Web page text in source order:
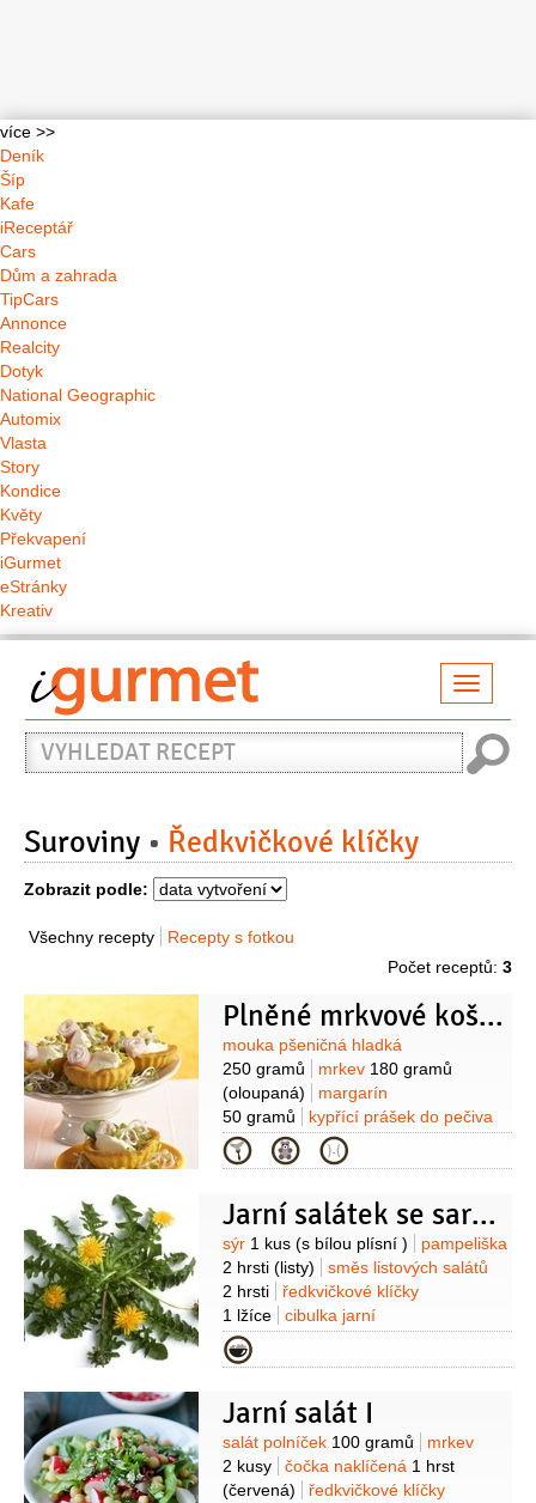
více >>
Deník
Šíp
Kafe
iReceptář
Cars
Dům a zahrada
TipCars
Annonce
Realcity
Dotyk
National Geographic
Automix
Vlasta
Story
Kondice
Květy
Překvapení
iGurmet
eStránky
Kreativ
Vyhledat
recept
Suroviny Ředkvičkové klíčky
Zobrazit podle:
Všechny recepty
Recepty s fotkou
Počet receptů: 3
Plněné mrkvové košíčky
Suroviny
mouka pšeničná hladká
250 gramů
mrkev 180 gramů
(oloupaná)
margarín
50 gramů
kypřící prášek do pečiva
1/2balíčku sůl1/2
vál)
máslo(na vymazání formiček)
velké plátky)
tvaroh měkký
100 gramů
(bez tuku)
ředkvičkové
klíčky 4 lžíce
olej slunečnicový
1 lžíce
pepř bílý
1 špetka
(mletý)
sůl
Kategorie
Jarní salátek se sardelí
Suroviny
sýr 1 kus (s bílou plísní )
pampeliška
2 hrsti (listy)
směs listových salátů
2 hrsti
ředkvičkové klíčky
1 lžíce
cibulka jarní
1 svazek
zálivku: olej olivový4 lžíce
ocet
Kategorie
Jarní salát I
Suroviny
salát polníček 100 gramů
mrkev
2 kusy
čočka naklíčená 1 hrst
(červená)
ředkvičkové klíčky